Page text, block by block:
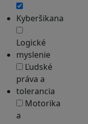
Kyberšikana
Logické
myslenie
Ľudské
práva a
tolerancia
Motorika
a